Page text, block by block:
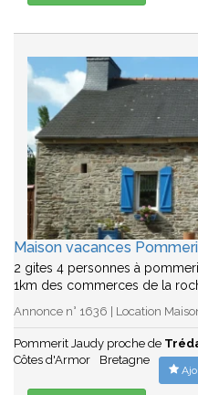
Maison vacances
2 gites 4 personnes à
1km des commerces de la
Annonce n° 1636 | Location
Pommerit Jaudy proche de
Côtes d'Armor
Bretagne